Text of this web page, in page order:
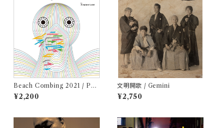
Beach Combing 2021 / Pea
ch Blue (CD)
¥2,200
文明開歌 / Gemini
¥2,750